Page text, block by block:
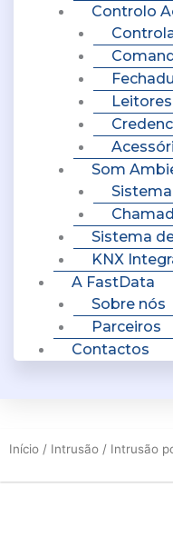
Controlo
Leitores
Som
Sistema
KNX
A FastData
Sobre nós
Parceiros
Contactos
Início / Intrusão / Intrusão